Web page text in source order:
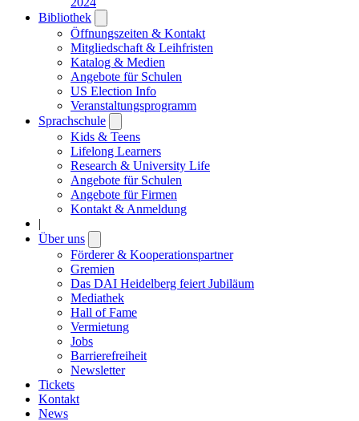
Bibliothek
submenu
Öffnungszeiten & Kontakt
Mitgliedschaft & Leihfristen
Katalog & Medien
Angebote für Schulen
US Election Info
Veranstaltungsprogramm
Sprachschule
submenu
Kids & Teens
Lifelong Learners
Research & University Life
Angebote für Schulen
Angebote für Firmen
Kontakt & Anmeldung
|
Über uns
submenu
Förderer & Kooperationspartner
Gremien
Das DAI Heidelberg feiert Jubiläum
Mediathek
Hall of Fame
Vermietung
Jobs
Barrierefreiheit
Newsletter
Tickets
Kontakt
News